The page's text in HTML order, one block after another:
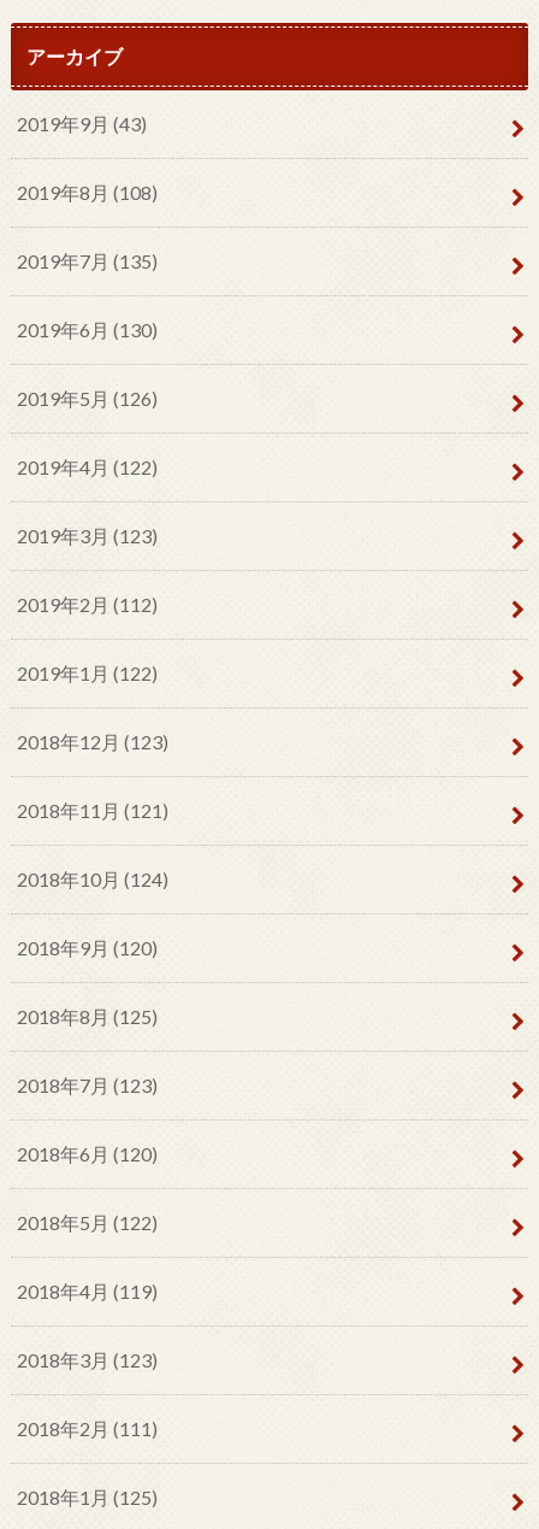
アーカイブ
2019年9月 (43)
2019年8月 (108)
2019年7月 (135)
2019年6月 (130)
2019年5月 (126)
2019年4月 (122)
2019年3月 (123)
2019年2月 (112)
2019年1月 (122)
2018年12月 (123)
2018年11月 (121)
2018年10月 (124)
2018年9月 (120)
2018年8月 (125)
2018年7月 (123)
2018年6月 (120)
2018年5月 (122)
2018年4月 (119)
2018年3月 (123)
2018年2月 (111)
2018年1月 (125)